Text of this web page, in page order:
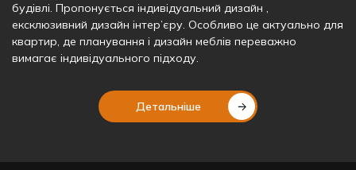
будівлі. Пропонується індивідуальний дизайн ,
ексклюзивний дизайн інтер’єру. Особливо це актуально для
квартир, де планування і дизайн меблів переважно
вимагає індивідуального підходу.
Детальніше